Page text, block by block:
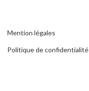
Mention légales
Politique de confidentialité